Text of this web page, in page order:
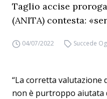
Taglio accise
(ANITA) contesta:
04/07/2022 Succede
“La corretta
non è purtroppo aiutata